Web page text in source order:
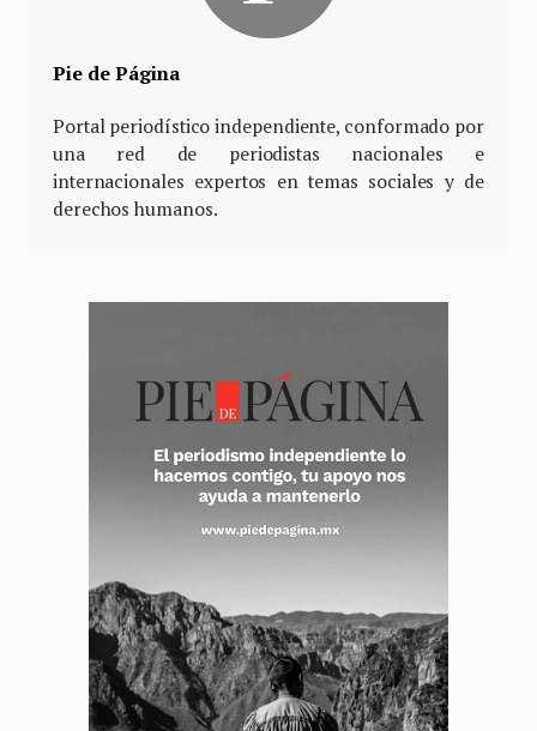
Pie de Página
Portal periodístico independiente, conformado por
una red de periodistas nacionales e
internacionales expertos en temas sociales y de
derechos humanos.